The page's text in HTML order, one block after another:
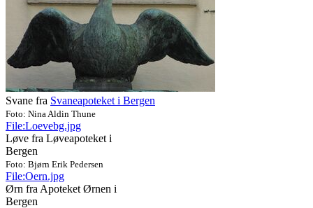
Svane fra Svaneapoteket i Bergen
Foto: Nina Aldin Thune
File:Loevebg.jpg
Løve fra Løveapoteket i
Bergen
Foto: Bjørn Erik Pedersen
File:Oern.jpg
Ørn fra Apoteket Ørnen i
Bergen